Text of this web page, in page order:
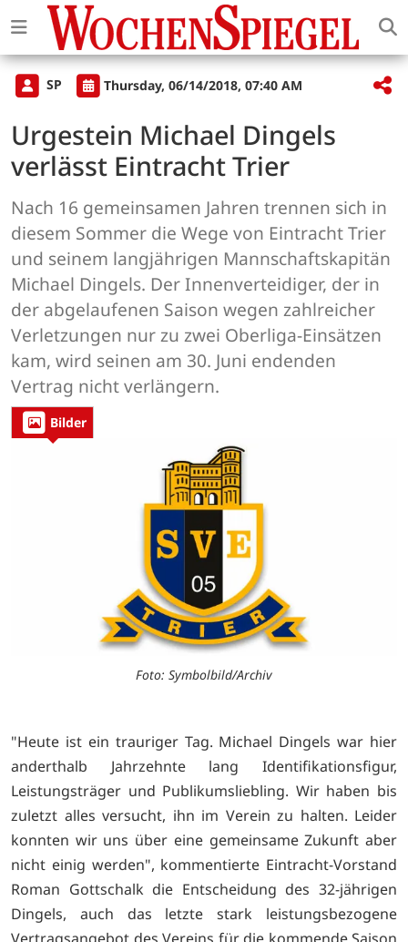
SP Thursday, 06/14/2018, 07:40 AM
Urgestein Michael Dingels
verlässt Eintracht Trier
Nach 16 gemeinsamen Jahren trennen sich in
diesem Sommer die Wege von Eintracht Trier
und seinem langjährigen Mannschaftskapitän
Michael Dingels. Der Innenverteidiger, der in
der abgelaufenen Saison wegen zahlreicher
Verletzungen nur zu zwei Oberliga-Einsätzen
kam, wird seinen am 30. Juni endenden
Vertrag nicht verlängern.
Bilder
Foto: Symbolbild/Archiv
"Heute ist ein trauriger Tag. Michael Dingels war hier
anderthalb Jahrzehnte lang Identifikationsfigur,
Leistungsträger und Publikumsliebling. Wir haben bis
zuletzt alles versucht, ihn im Verein zu halten. Leider
konnten wir uns über eine gemeinsame Zukunft aber
nicht einig werden", kommentierte Eintracht-Vorstand
Roman Gottschalk die Entscheidung des 32-jährigen
Dingels, auch das letzte stark leistungsbezogene